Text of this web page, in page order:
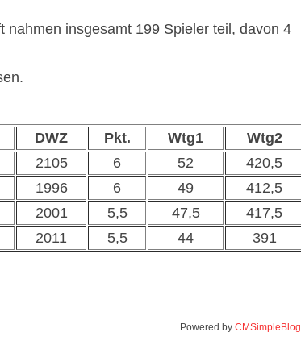
insgesamt 199 Spieler teil, davon 4
DWZ Pkt. Wtg1
Wtg2
2105 6 52
420,5
1996 6 49
412,5
2001 5,5 47,5
417,5
2011 5,5 44 391
Powered by CMSimpleBlog